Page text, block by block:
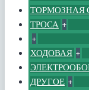
ТОРМОЗНАЯ
ТРОСА +
+
ХОДОВАЯ +
ДРУГОЕ +